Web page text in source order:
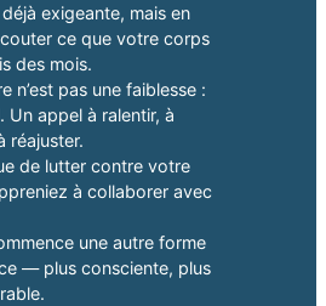
exigeante, mais en
ce que votre corps
des mois.
n’est pas une faiblesse :
Un appel à ralentir, à
réajuster.
de lutter contre votre
à collaborer avec
une autre forme
— plus consciente, plus